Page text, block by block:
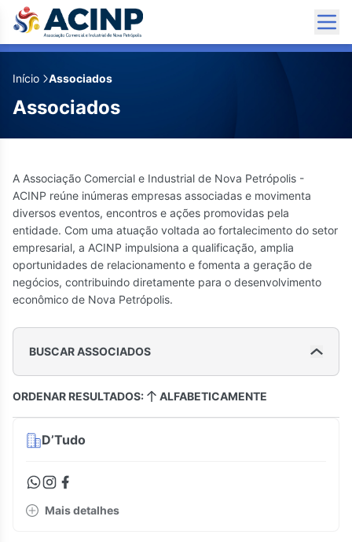
Início Associados
Associados
A Associação Comercial e Industrial de Nova Petrópolis -
ACINP reúne inúmeras empresas associadas e movimenta
diversos eventos, encontros e ações promovidas pela
entidade. Com uma atuação voltada ao fortalecimento do setor
empresarial, a ACINP impulsiona a qualificação, amplia
oportunidades de relacionamento e fomenta a geração de
negócios, contribuindo diretamente para o desenvolvimento
econômico de Nova Petrópolis.
BUSCAR ASSOCIADOS
ORDENAR RESULTADOS: ALFABETICAMENTE
D’Tudo
Mais detalhes
D’Tudo
(54) 99954-9616
empresalilianaschommer@hotmail.com
Centro 1 quadra da Praça das Flores. Ao lado
da Loja Benoit
Redes Sociais